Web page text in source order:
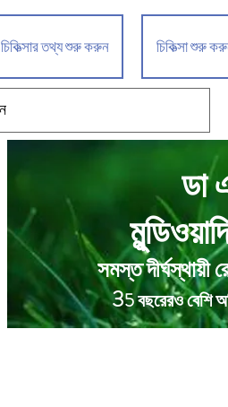
চিকিত্সার তথ্য শুরু করুন চিকিত্সা শুরু
ডা
সমস্ত দীর্ঘস্থায়ী
35 বছরেরও বেশি